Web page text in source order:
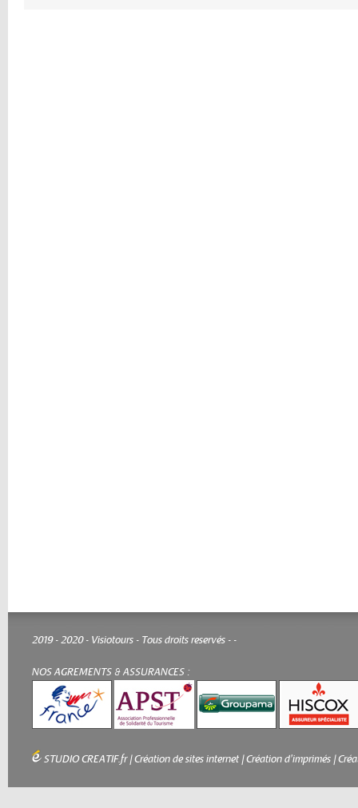
2019 - 2020 - Visiotours - Tous droits reservés - -
NOS AGREMENTS & ASSURANCES :
STUDIO CREATIF.fr|Création de sites internet |Création d'imprimés |